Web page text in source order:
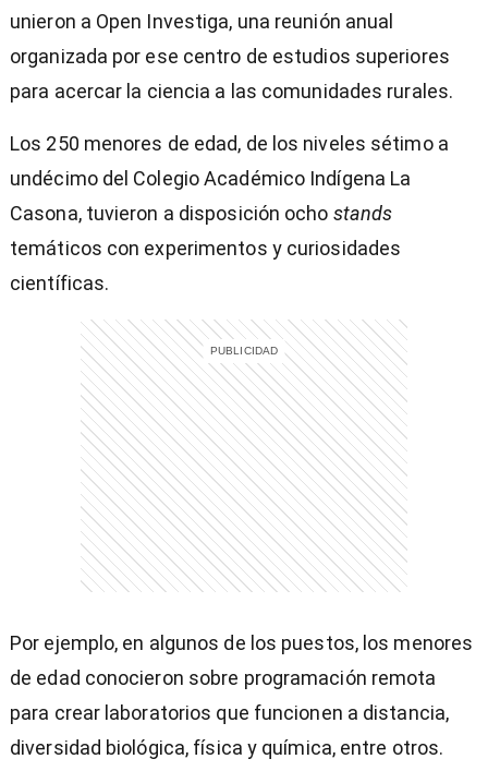
unieron a Open Investiga, una reunión anual
organizada por ese centro de estudios superiores
para acercar la ciencia a las comunidades rurales.
Los 250 menores de edad, de los niveles sétimo a
undécimo del Colegio Académico Indígena La
Casona, tuvieron a disposición ocho stands
temáticos con experimentos y curiosidades
científicas.
Por ejemplo, en algunos de los puestos, los menores
de edad conocieron sobre programación remota
para crear laboratorios que funcionen a distancia,
diversidad biológica, física y química, entre otros.